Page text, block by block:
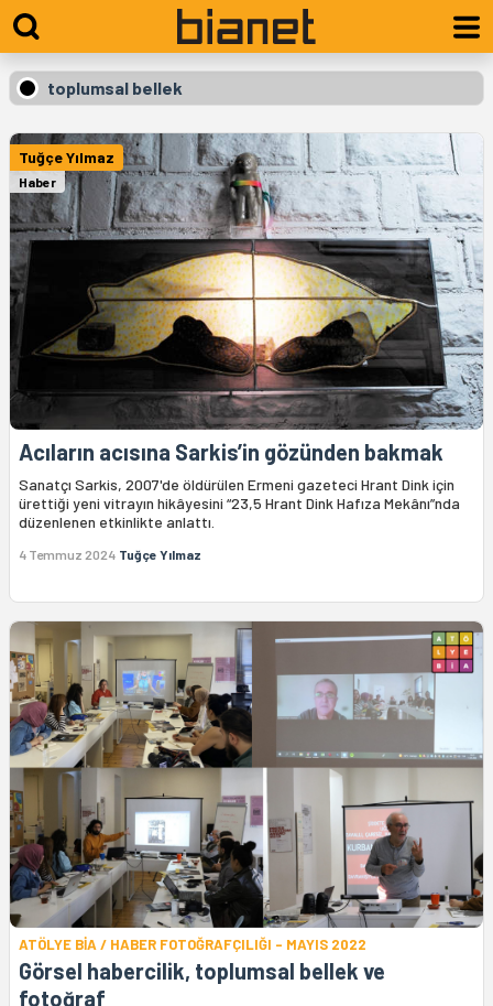
toplumsal bellek
Tuğçe Yılmaz
Haber
Acıların acısına Sarkis’in gözünden bakmak
Sanatçı Sarkis, 2007'de öldürülen Ermeni gazeteci Hrant Dink için
ürettiği yeni vitrayın hikâyesini “23,5 Hrant Dink Hafıza Mekânı”nda
düzenlenen etkinlikte anlattı.
4 Temmuz 2024 Tuğçe Yılmaz
ATÖLYE BİA / HABER FOTOĞRAFÇILIĞI - MAYIS 2022
Görsel habercilik, toplumsal bellek ve
fotoğraf